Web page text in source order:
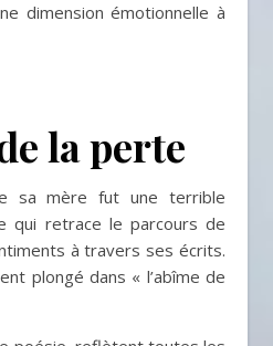
dimension émotionnelle à
la perte
sa mère fut une terrible
qui retrace le parcours de
à travers ses écrits.
plongé dans « l’abîme de